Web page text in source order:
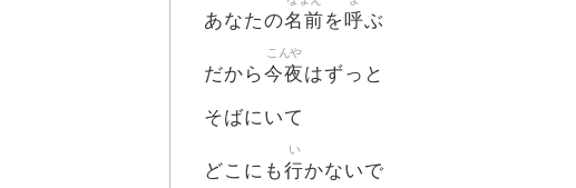
あなたの名前を呼ぶ
だから今夜
こんや
はずっと
そばにいて
どこにも行
い
かないで